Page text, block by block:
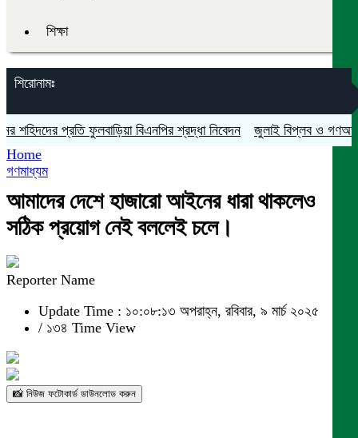
শিক্ষা
শিরোনামঃ
প্রতি ফুলবাড়িয়া বিএনপির শ্রদ্ধা নিবেদন জুলাই বিপ্লব ও গণঅভ্যুত্থান
Home
গণমাধ্যম
আমাদের দেশে হাজারো আইনের ধারা থাকলেও
সঠিক প্রয়োগ নেই বললেই চলে।
Reporter Name
Update Time : ১০:০৮:১৩ অপরাহ্ন, রবিবার, ৯ মার্চ ২০২৫
/ ১৩৪ Time View
📸 নিউজ ফটোকার্ড ডাউনলোড করুন